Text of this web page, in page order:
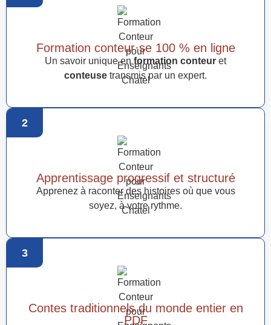
Formation conteur·se 100 % en ligne
Un savoir unique en formation conteur et
conteuse transmis par un expert.
2
Apprentissage progressif et structuré
Apprenez à raconter des histoires où que vous
soyez, à votre rythme.
3
Contes traditionnels du monde entier en
PDF